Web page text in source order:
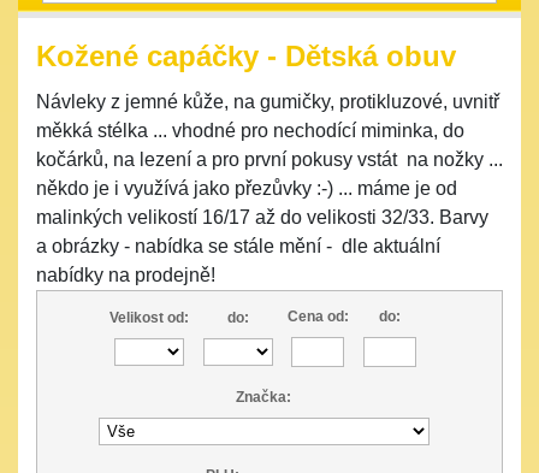
Kožené capáčky - Dětská obuv
Návleky z jemné kůže, na gumičky, protikluzové, uvnitř
měkká stélka ... vhodné pro nechodící miminka, do
kočárků, na lezení a pro první pokusy vstát na nožky ...
někdo je i využívá jako přezůvky :-) ... máme je od
malinkých velikostí 16/17 až do velikosti 32/33. Barvy
a obrázky - nabídka se stále mění - dle aktuální
nabídky na prodejně!
Velikost od: do: Cena od: do:
Značka: